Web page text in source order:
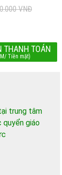
VNĐ
THANH TOÁN
Tiền mặt)
trung tâm
quyển giáo